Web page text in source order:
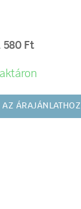
580 Ft
AZ ÁRAJÁNLATHOZ